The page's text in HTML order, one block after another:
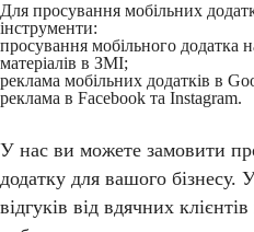
Для просування мобільних
інструменти:
просування мобільного додатка
матеріалів в ЗМІ;
реклама мобільних додатків в
реклама в Facebook та Instagram.
У нас ви можете замовити
додатку для вашого бізнесу.
відгуків від вдячних